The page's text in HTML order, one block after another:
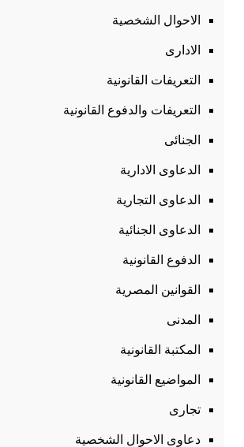
الاحوال الشخصية
الادارى
التعريفات القانونية
التعريفات والدفوع القانونية
الجنائى
الدعاوى الادارية
الدعاوى التجارية
الدعاوى الجنائية
الدفوع القانونية
القوانين المصرية
المدنى
المكتبة القانونية
المواضيع القانونية
تجارى
دعاوى الاحوال الشخصية